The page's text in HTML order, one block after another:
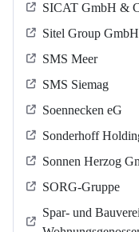
SICAT GmbH &
Sitel Group GmbH
SMS Meer
SMS Siemag
Soennecken eG
Sonderhoff
Sonnen Herzog
SORG-Gruppe
Spar- und